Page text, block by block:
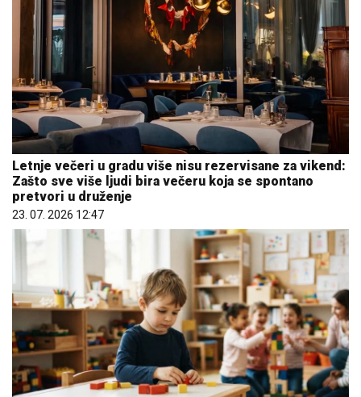
Letnje večeri u gradu više nisu rezervisane za vikend:
Zašto sve više ljudi bira večeru koja se spontano
pretvori u druženje
23. 07. 2026 12:47